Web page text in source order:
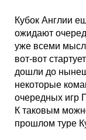
Кубок Англии
ожидают
уже всеми
вот-вот
дошли до
некоторые
очередных игр
К таковым
прошлом туре